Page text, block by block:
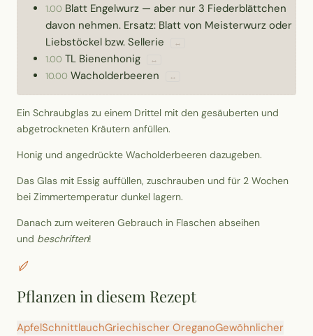
1.00 Blatt Engelwurz — aber nur 3 Fiederblättchen
davon nehmen. Ersatz: Blatt von Meisterwurz oder
Liebstöckel bzw. Sellerie
↔
1.00 TL Bienenhonig ↔
10.00 Wacholderbeeren ↔
Ein Schraubglas zu einem Drittel mit den gesäuberten und
abgetrockneten Kräutern anfüllen.
Honig und angedrückte Wacholderbeeren dazugeben.
Das Glas mit Essig auffüllen, zuschrauben und für 2 Wochen
bei Zimmertemperatur dunkel lagern.
Danach zum weiteren Gebrauch in Flaschen abseihen
und beschriften!
Pflanzen in diesem Rezept
ApfelSchnittlauchGriechischer OreganoGewöhnlicher